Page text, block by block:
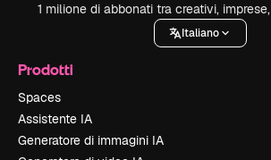
1 milione di abbonati tra creativi,
Italiano
Prodotti
Spaces
Assistente IA
Generatore di immagini IA